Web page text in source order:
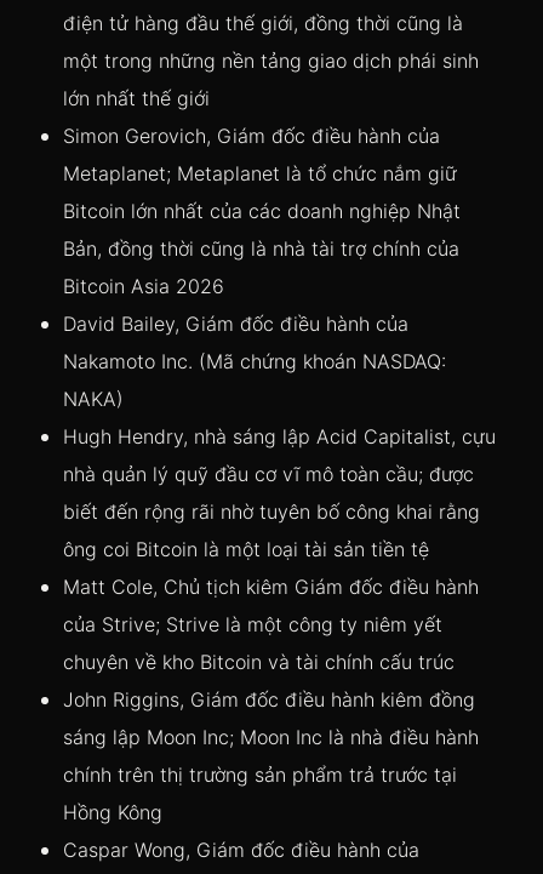
điện tử hàng đầu thế giới, đồng thời cũng là
một trong những nền tảng giao dịch phái sinh
lớn nhất thế giới
Simon Gerovich, Giám đốc điều hành của
Metaplanet; Metaplanet là tổ chức nắm giữ
Bitcoin lớn nhất của các doanh nghiệp Nhật
Bản, đồng thời cũng là nhà tài trợ chính của
Bitcoin Asia 2026
David Bailey, Giám đốc điều hành của
Nakamoto Inc. (Mã chứng khoán NASDAQ:
NAKA)
Hugh Hendry, nhà sáng lập Acid Capitalist, cựu
nhà quản lý quỹ đầu cơ vĩ mô toàn cầu; được
biết đến rộng rãi nhờ tuyên bố công khai rằng
ông coi Bitcoin là một loại tài sản tiền tệ
Matt Cole, Chủ tịch kiêm Giám đốc điều hành
của Strive; Strive là một công ty niêm yết
chuyên về kho Bitcoin và tài chính cấu trúc
John Riggins, Giám đốc điều hành kiêm đồng
sáng lập Moon Inc; Moon Inc là nhà điều hành
chính trên thị trường sản phẩm trả trước tại
Hồng Kông
Caspar Wong, Giám đốc điều hành của